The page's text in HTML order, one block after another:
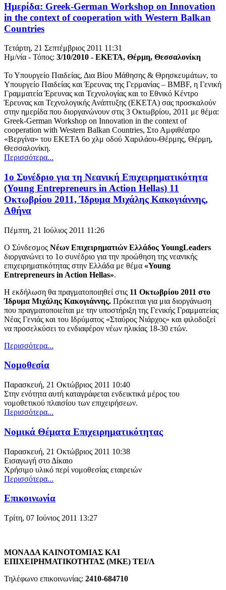
Ημερίδα: Greek-German Workshop on Innovation
in the context of cooperation with Western Balkan
Countries
Τετάρτη, 21 Σεπτέμβριος 2011 11:31
Ημ/νία - Τόπος: 3/10/2010 - ΕΚΕΤΑ, Θέρμη, Θεσσαλονίκη
Το Υπουργείο Παιδείας, Δια Βίου Μάθησης & Θρησκευμάτων, το
Υπουργείο Παιδείας και Έρευνας της Γερμανίας – BMBF, η Γενική
Γραμματεία Έρευνας και Τεχνολογίας και το Εθνικό Κέντρο
Έρευνας και Τεχνολογικής Ανάπτυξης (ΕΚΕΤΑ) σας προσκαλούν
στην ημερίδα που διοργανώνουν στις 3 Οκτωβρίου, 2011 με θέμα:
Greek-German Workshop on Innovation in the context of
cooperation with Western Balkan Countries, Στο Αμφιθέατρο
«Βεργίνα» του ΕΚΕΤΑ 6ο χλμ οδού Χαριλάου-Θέρμης, Θέρμη,
Θεσσαλονίκη.
Περισσότερα...
1ο Συνέδριο για τη Νεανική Επιχειρηματικότητα
(Young Entrepreneurs in Action Hellas) 11
Οκτωβρίου 2011, Ίδρυμα Μιχάλης Κακογιάννης,
Αθήνα
Πέμπτη, 21 Ιούλιος 2011 11:26
Ο Σύνδεσμος Νέων Επιχειρηματιών Ελλάδος YoungLeaders
διοργανώνει το 1ο συνέδριο για την προώθηση της νεανικής
επιχειρηματικότητας στην Ελλάδα με θέμα «Young
Entrepreneurs in Action Hellas».
Η εκδήλωση θα πραγματοποιηθεί στις 11 Οκτωβρίου 2011 στο
Ίδρυμα Μιχάλης Κακογιάννης. Πρόκειται για μια διοργάνωση
που πραγματοποιείται με την υποστήριξη της Γενικής Γραμματείας
Νέας Γενιάς και του Ιδρύματος «Σταύρος Νιάρχος» και φιλοδοξεί
να προσελκύσει το ενδιαφέρον νέων ηλικίας 18-30 ετών.
Περισσότερα...
Νομοθεσία
Παρασκευή, 21 Οκτώβριος 2011 10:40
Στην ενότητα αυτή καταγράφεται ενδεικτικά μέρος του
νομοθετικού πλαισίου των επιχειρήσεων.
Περισσότερα...
Νομικά Θέματα Επιχειρηματικότητας
Παρασκευή, 21 Οκτώβριος 2011 10:38
Εισαγωγή στο Δίκαιο
Χρήσιμο υλικό περί νομοθεσίας εταιρειών
Περισσότερα...
Επικοινωνία
Τρίτη, 07 Ιούνιος 2011 13:27
ΜΟΝΑΔΑ ΚΑΙΝΟΤΟΜΙΑΣ ΚΑΙ
ΕΠΙΧΕΙΡΗΜΑΤΙΚΟΤΗΤΑΣ (ΜΚΕ) ΤΕΙ/Λ
Τηλέφωνο επικοινωνίας: 2410-684710